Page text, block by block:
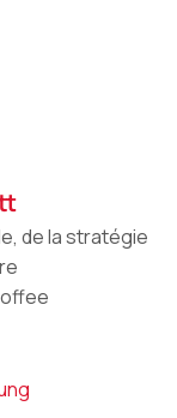
de la stratégie